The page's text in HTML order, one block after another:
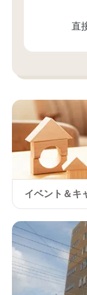
直
イベント＆キ